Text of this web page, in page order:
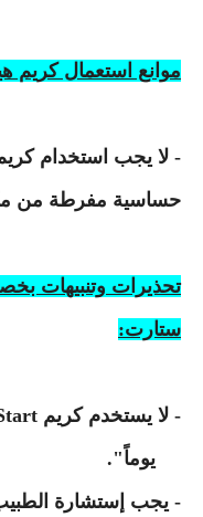
موانع استعمال كريم هيالو 4
حساسية مفرطة من
ستارت:
- يجب إستشارة